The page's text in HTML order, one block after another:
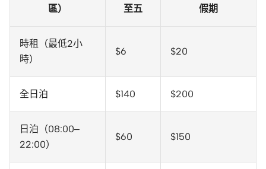
區）
至五
假期
時租（最低2小
時）
$6 $20
全日泊 $140 $200
日泊（08:00–
22:00）
$60 $150